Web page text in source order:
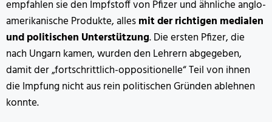
empfahlen sie den Impfstoff von Pfizer und ähnliche anglo-
amerikanische Produkte, allesmit der richtigen medialen
und politischen Unterstützung. Die ersten Pfizer, die
nach Ungarn kamen, wurden den Lehrern abgegeben,
damit der „fortschrittlich-oppositionelle“ Teil von ihnen
die Impfung nicht aus rein politischen Gründen ablehnen
konnte.